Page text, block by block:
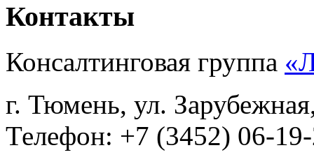
Контакты
Консалтинговая группа
г. Тюмень, ул.
Телефон: +7 (3452) 06-